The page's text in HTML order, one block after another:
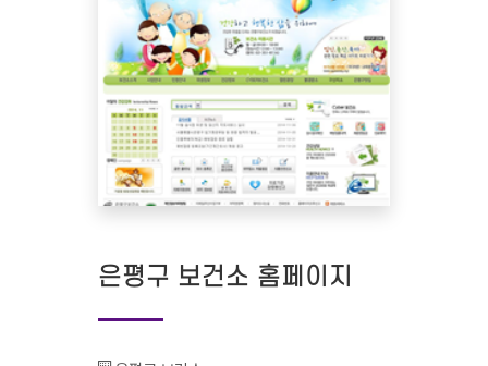
은평구 보건소 홈페이지